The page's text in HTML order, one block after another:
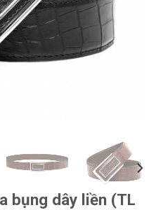
bụng dây liền (TL